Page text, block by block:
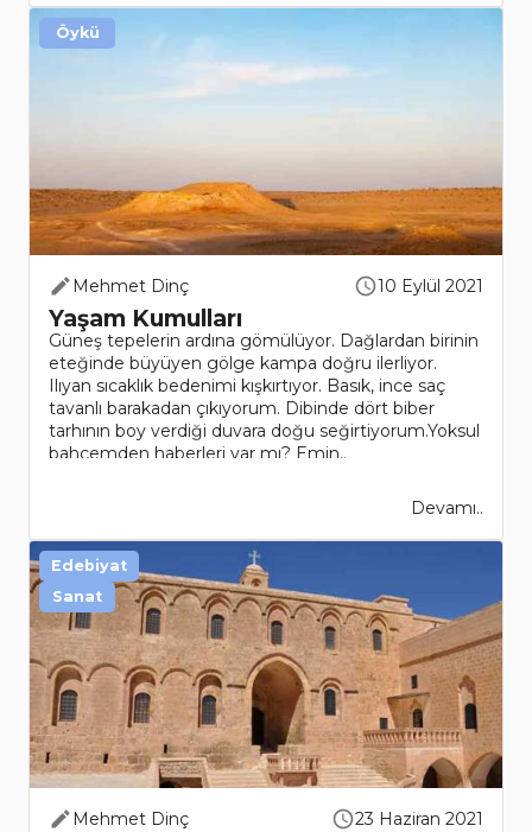
Mehmet Dinç 10 Eylül 2021
Yaşam Kumulları
Güneş tepelerin ardına gömülüyor. Dağlardan birinin
eteğinde büyüyen gölge kampa doğru ilerliyor.
Ilıyan sıcaklık bedenimi kışkırtıyor. Basık, ince saç
tavanlı barakadan çıkıyorum. Dibinde dört biber
tarhının boy verdiği duvara doğu seğirtiyorum.Yoksul
bahçemden haberleri var mı? Emin..
Devamı..
Öykü
Mehmet Dinç 23 Haziran 2021
Edebiyat
Sanat